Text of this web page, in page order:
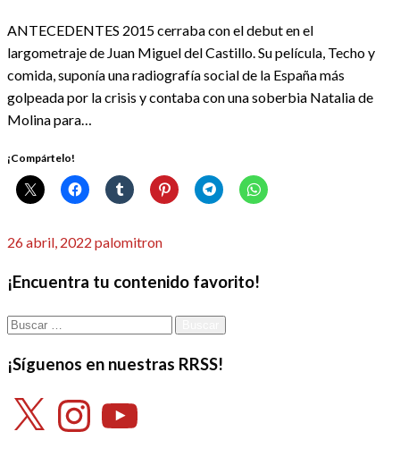
ANTECEDENTES 2015 cerraba con el debut en el
largometraje de Juan Miguel del Castillo. Su película, Techo y
comida, suponía una radiografía social de la España más
golpeada por la crisis y contaba con una soberbia Natalia de
Molina para…
¡Compártelo!
Publicado
26 abril, 2022 palomitron
¡Encuentra tu contenido favorito!
Buscar:
¡Síguenos en nuestras RRSS!
X InstagramYouTube